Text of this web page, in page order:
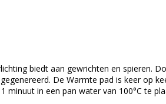
biedt aan gewrichten en spieren.
De Warmte pad is keer op
minuut in een pan water van 100°C te